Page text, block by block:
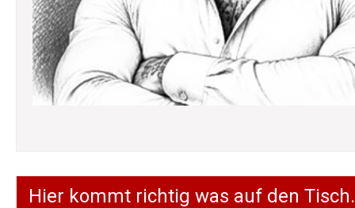
Hier kommt richtig was auf den Tisch.